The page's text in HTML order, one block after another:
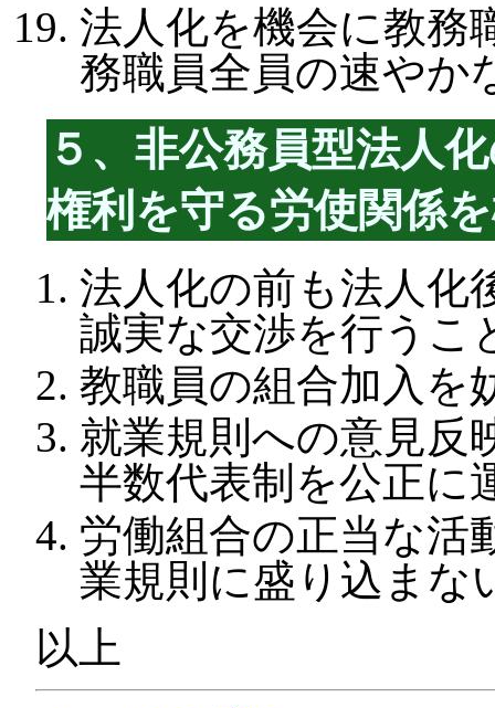
法人化を機会に教務
務職員全員の速やか
５、非公務員型法人
権利を守る労使関係
法人化の前も法人化
誠実な交渉を行うこ
教職員の組合加入を
就業規則への意見反
半数代表制を公正に
労働組合の正当な活
業規則に盛り込まな
以上